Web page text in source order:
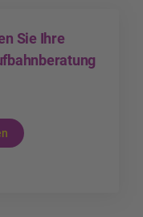
Sie Ihre